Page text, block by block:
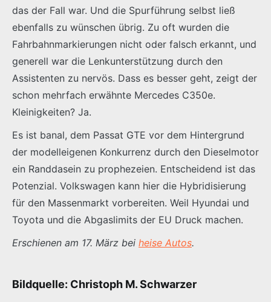
das der Fall war. Und die Spurführung selbst ließ
ebenfalls zu wünschen übrig. Zu oft wurden die
Fahrbahnmarkierungen nicht oder falsch erkannt, und
generell war die Lenkunterstützung durch den
Assistenten zu nervös. Dass es besser geht, zeigt der
schon mehrfach erwähnte Mercedes C350e.
Kleinigkeiten? Ja.
Es ist banal, dem Passat GTE vor dem Hintergrund
der modelleigenen Konkurrenz durch den Dieselmotor
ein Randdasein zu prophezeien. Entscheidend ist das
Potenzial. Volkswagen kann hier die Hybridisierung
für den Massenmarkt vorbereiten. Weil Hyundai und
Toyota und die Abgaslimits der EU Druck machen.
Erschienen am 17. März bei heise Autos.
Bildquelle: Christoph M. Schwarzer